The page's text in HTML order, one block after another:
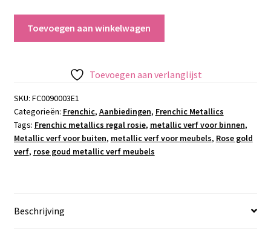
aantal
Toevoegen aan winkelwagen
Toevoegen aan verlanglijst
SKU: FC0090003E1
Categorieën: Frenchic, Aanbiedingen, Frenchic Metallics
Tags: Frenchic metallics regal rosie, metallic verf voor binnen,
Metallic verf voor buiten, metallic verf voor meubels, Rose gold
verf, rose goud metallic verf meubels
Beschrijving